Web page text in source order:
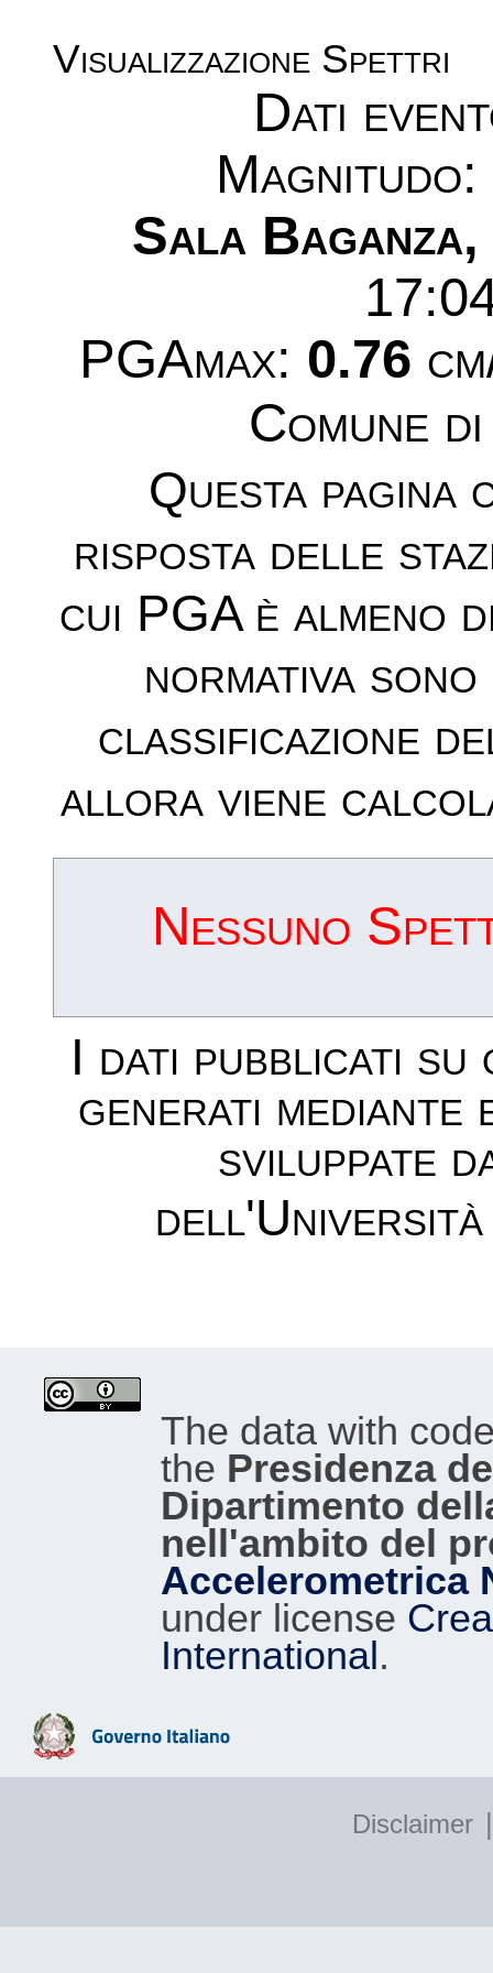
Visualizzazione Spettri
Dati
Magnitudo:
Sala Baganza,
PGAmax: 0.76
Comune
Questa
risposta delle
cui PGA è almeno
normativa
classificazione
allora viene
Nessuno
I dati pubblicati su
generati mediante
sviluppate
The data with
the Presidenza
Dipartimento
nell'ambito del
Accelerometrica
under license
International.
Disclaimer